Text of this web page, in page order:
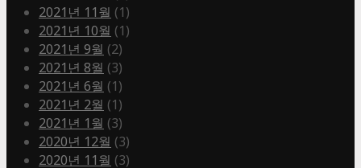
2021년 11월 (1)
2021년 10월 (1)
2021년 9월 (2)
2021년 8월 (3)
2021년 6월 (1)
2021년 2월 (1)
2021년 1월 (3)
2020년 12월 (3)
2020년 11월 (3)